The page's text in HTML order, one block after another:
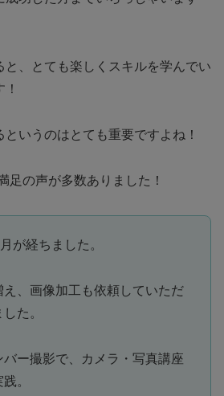
と、とても楽しくスキルを学んでい
いうのはとても重要ですよね！
足の声が多数ありました！
が経ちました。
、画像加工も依頼していただ
た。
ー撮影で、カメラ・写真講座
。